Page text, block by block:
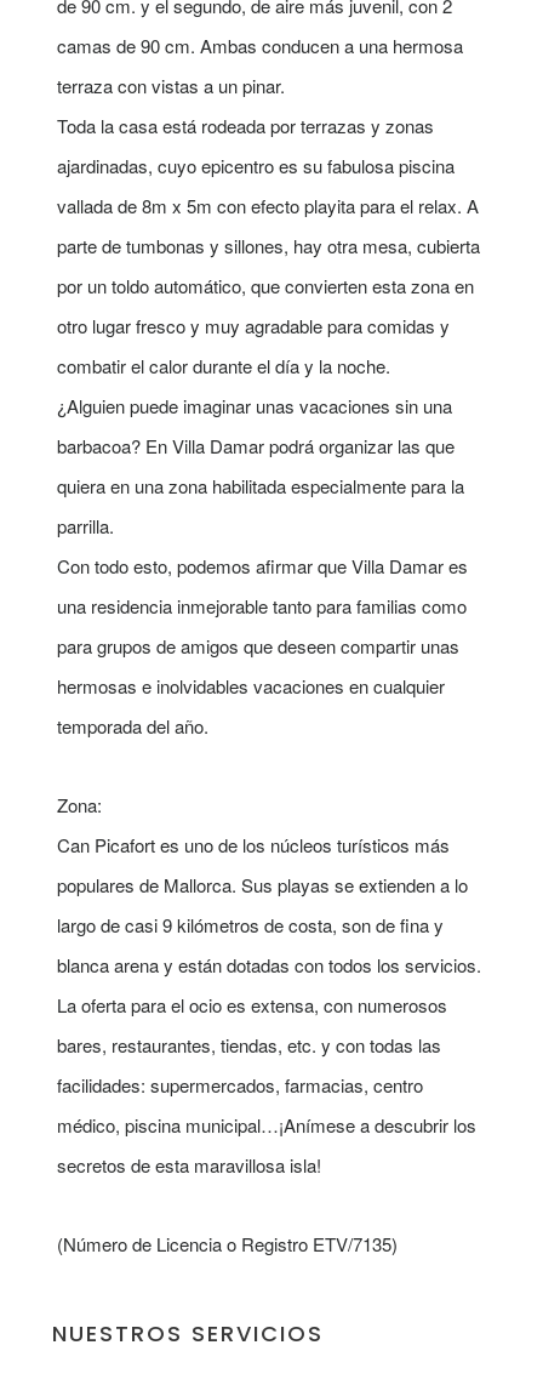
de 90 cm. y el segundo, de aire más juvenil, con 2
camas de 90 cm. Ambas conducen a una hermosa
terraza con vistas a un pinar.
Toda la casa está rodeada por terrazas y zonas
ajardinadas, cuyo epicentro es su fabulosa piscina
vallada de 8m x 5m con efecto playita para el relax. A
parte de tumbonas y sillones, hay otra mesa, cubierta
por un toldo automático, que convierten esta zona en
otro lugar fresco y muy agradable para comidas y
combatir el calor durante el día y la noche.
¿Alguien puede imaginar unas vacaciones sin una
barbacoa? En Villa Damar podrá organizar las que
quiera en una zona habilitada especialmente para la
parrilla.
Con todo esto, podemos afirmar que Villa Damar es
una residencia inmejorable tanto para familias como
para grupos de amigos que deseen compartir unas
hermosas e inolvidables vacaciones en cualquier
temporada del año.
Zona:
Can Picafort es uno de los núcleos turísticos más
populares de Mallorca. Sus playas se extienden a lo
largo de casi 9 kilómetros de costa, son de fina y
blanca arena y están dotadas con todos los servicios.
La oferta para el ocio es extensa, con numerosos
bares, restaurantes, tiendas, etc. y con todas las
facilidades: supermercados, farmacias, centro
médico, piscina municipal…¡Anímese a descubrir los
secretos de esta maravillosa isla!
(Número de Licencia o Registro ETV/7135)
NUESTROS SERVICIOS